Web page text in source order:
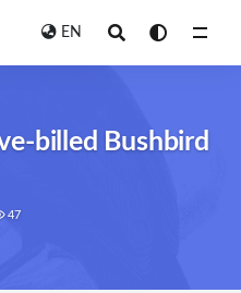
EN
billed Bushbird
47